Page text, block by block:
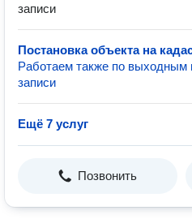
записи
Постановка объекта на
Работаем также по выходным
записи
Ещё 7 услуг
Позвонить